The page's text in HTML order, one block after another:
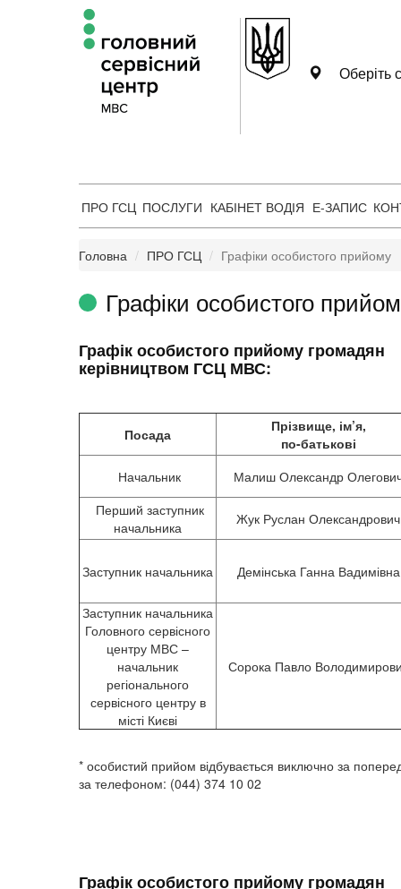
Оберіть
ПРО ГСЦ ПОСЛУГИ КАБІНЕТ ВОДІЯ Е-ЗАПИС
Головна ПРО ГСЦ Графіки особистого прийому
Графіки особистого
Графік особистого прийому громадян
керівництвом ГСЦ МВС:
Посада
Прізвище, ім’я,
по-батькові
Начальник
Малиш Олександр
Перший заступник
начальника
Жук Руслан Олександрович
Заступник начальника Демінська Ганна Вадимівна
Заступник начальника
Головного сервісного
центру МВС –
начальник
регіонального
сервісного центру в
місті Києві
Сорока Павло
* особистий прийом відбувається виключно за
за телефоном: (044) 374 10 02
Графік особистого прийому громадян